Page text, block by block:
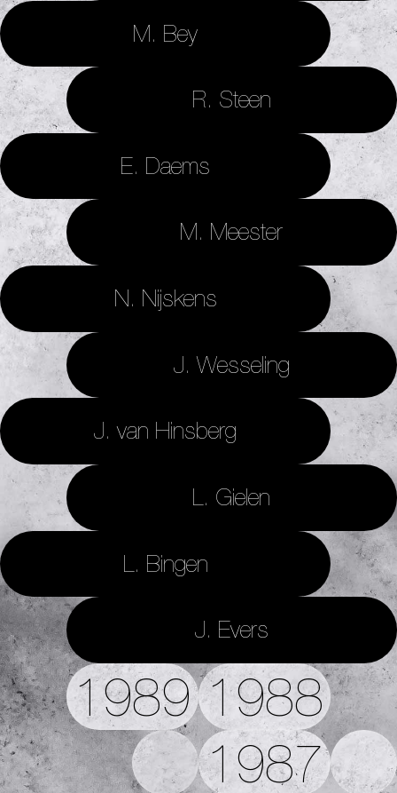
M. Bey
R. Steen
E. Daems
M. Meester
N. Nijskens
J. Wesseling
J. van Hinsberg
L. Gielen
L. Bingen
J. Evers
1989 1988
1987